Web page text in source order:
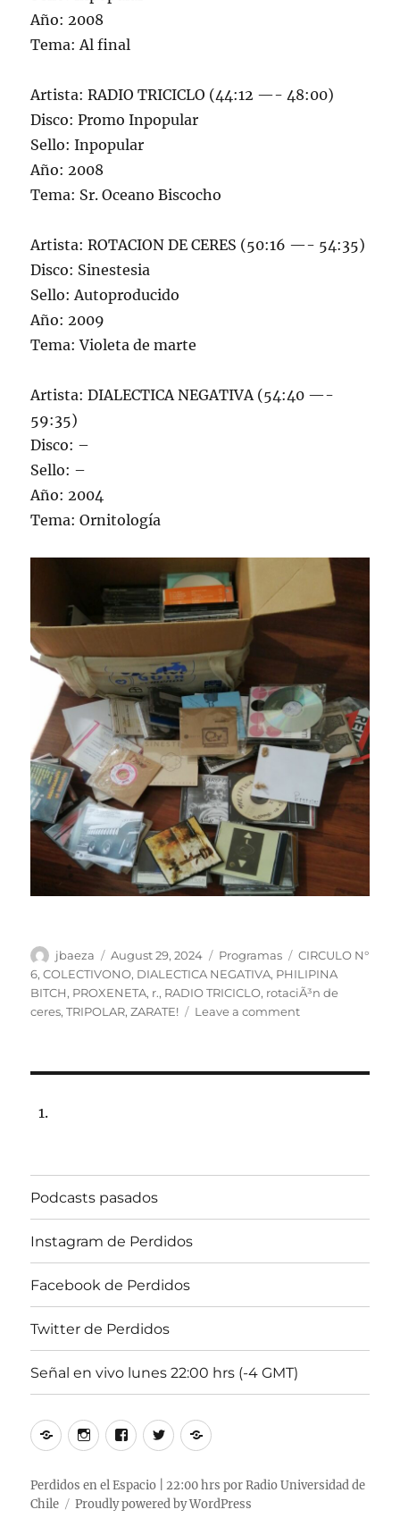
Año: 2008
Tema: Al final
Artista: RADIO TRICICLO (44:12 —- 48:00)
Disco: Promo Inpopular
Sello: Inpopular
Año: 2008
Tema: Sr. Oceano Biscocho
Artista: ROTACION DE CERES (50:16 —- 54:35)
Disco: Sinestesia
Sello: Autoproducido
Año: 2009
Tema: Violeta de marte
Artista: DIALECTICA NEGATIVA (54:40 —-
59:35)
Disco: –
Sello: –
Año: 2004
Tema: Ornitología
Author
jbaeza
Posted
on
August 29, 2024 Categories
Programas Tags
CIRCULO N°
6,COLECTIVONO, DIALECTICA NEGATIVA, PHILIPINA
BITCH, PROXENETA, r., RADIO TRICICLO, rotaciÃ³n de
ceres,TRIPOLAR,ZARATE! Leave a commenton
DE
EN
Podcasts pasados
Instagram de Perdidos
Facebook de Perdidos
Twitter de Perdidos
Señal en vivo lunes 22:00 hrs (-4 GMT)
PodcastsInstagram
Perdidos
Facebook
Perdidos
Twitter
Perdidos
Señal
vivo
lunes
Perdidos en el Espacio | 22:00 hrs por Radio Universidad de
Chile
Proudly powered by WordPress